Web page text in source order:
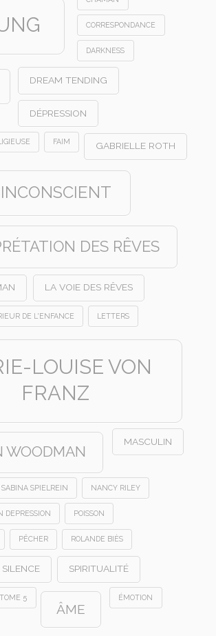
CORRESPONDANCE
DARKNESS
DREAM TENDING
DÉPRESSION
FAIM GABRIELLE ROTH
INCONSCIENT
DES RÊVES
LA VOIE DES RÊVES
DE L'ENFANCE LETTERS
LOUISE VON
FRANZ
WOODMAN
MASCULIN
SPIELREIN NANCY RILEY
DEPRESSION POISSON
PÊCHER ROLANDE BIÈS
SILENCE SPIRITUALITÉ
TOME 5
ÂME
ÉMOTION